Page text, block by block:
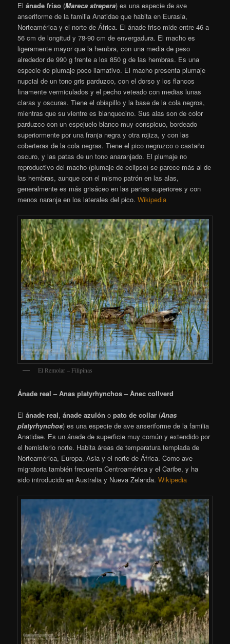
Elánade friso (Mareca strepera) es una especie de ave
anseriforme de la familia Anatidae que habita en Eurasia,
Norteamérica y el norte de África. El ánade friso mide entre 46 a
56 cm de longitud y 78-90 cm de envergadura. El macho es
ligeramente mayor que la hembra, con una media de peso
alrededor de 990 g frente a los 850 g de las hembras. Es una
especie de plumaje poco llamativo. El macho presenta plumaje
nupcial de un tono gris parduzco, con el dorso y los flancos
finamente vermiculados y el pecho veteado con medias lunas
claras y oscuras. Tiene el obispillo y la base de la cola negros,
mientras que su vientre es blanquecino. Sus alas son de color
parduzco con un espejuelo blanco muy conspicuo, bordeado
superiormente por una franja negra y otra rojiza, y con las
coberteras de la cola negras. Tiene el pico negruzco o castaño
oscuro, y las patas de un tono anaranjado. El plumaje no
reproductivo del macho (plumaje de eclipse) se parece más al de
las hembras, aunque con el mismo patrón en las alas,
generalmente es más grisáceo en las partes superiores y con
menos naranja en los laterales del pico. Wikipedia
El Remolar – Filipinas
Ánade real – Anas platyrhynchos – Ànec collverd
Elánade real,ánade azulón opato de collar (Anas
platyrhynchos)​ es una especie de ave anseriforme de la familia
Anatidae. Es un ánade de superficie muy común y extendido por
el hemisferio norte. Habita áreas de temperatura templada de
Norteamérica, Europa, Asia y el norte de África. Como ave
migratoria también frecuenta Centroamérica y el Caribe, y ha
sido introducido en Australia y Nueva Zelanda.Wikipedia